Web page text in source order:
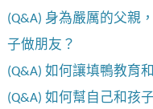
(Q&A) 身為嚴厲的父親
子做朋友？
(Q&A) 如何讓填鴨教育
(Q&A) 如何幫自己和孩